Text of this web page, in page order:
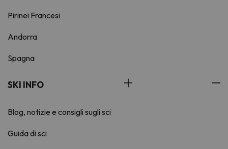
Pirinei Francesi
Andorra
Spagna
SKI INFO
Blog, notizie e consigli sugli sci
Guida di sci